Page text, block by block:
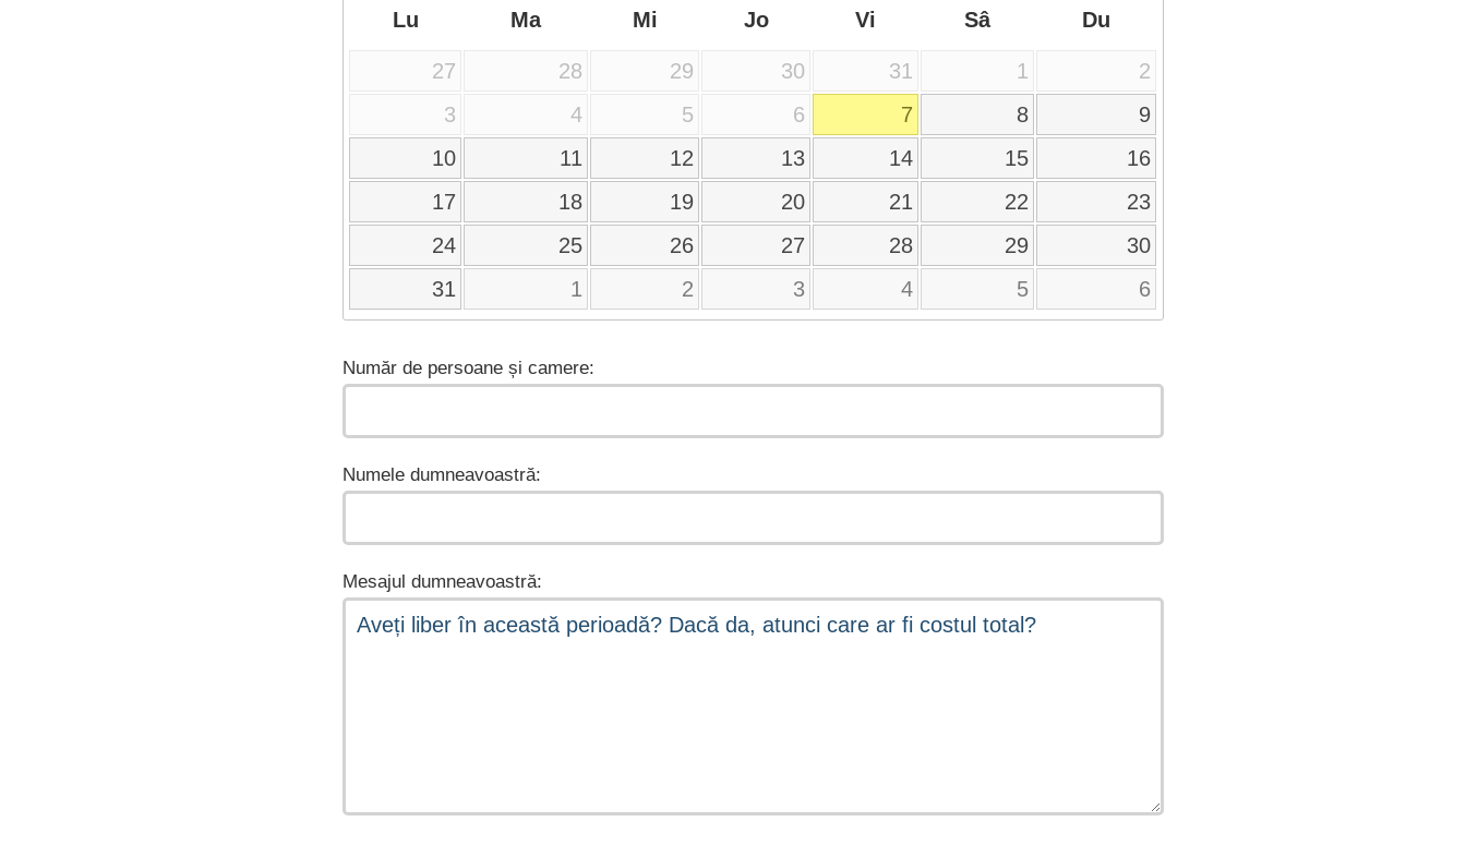
Lu Ma Mi Jo Vi Sâ Du
27 28 29 30 31 1
2
3
4 5 6 7 8
9
10
11 12 13 14 15
16
17
18 19 20 21 22
23
24
25 26 27 28 29
30
31
1 2 3 4 5 6
Număr de persoane și camere:
Numele dumneavoastră:
Mesajul dumneavoastră: